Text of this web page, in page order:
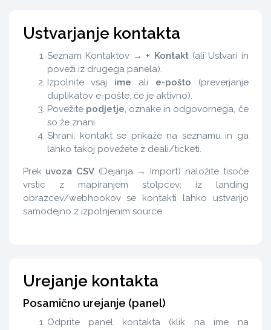
Ustvarjanje kontakta
Seznam Kontaktov → + Kontakt(ali Ustvari in
poveži iz drugega panela).
Izpolnite vsaj ime ali e-pošto (preverjanje
duplikatov e-pošte, če je aktivno).
Povežite podjetje , oznake in odgovornega, če
so že znani.
Shrani: kontakt se prikaže na seznamu in ga
lahko takoj povežete z deali/ticketi.
Prek uvoza CSV(Dejanja → Import) naložite tisoče
vrstic z mapiranjem stolpcev; iz landing
obrazcev/webhookov se kontakti lahko ustvarijo
samodejno z izpolnjenim source.
Urejanje kontakta
Posamično urejanje (panel)
Odprite panel kontakta (klik na ime na